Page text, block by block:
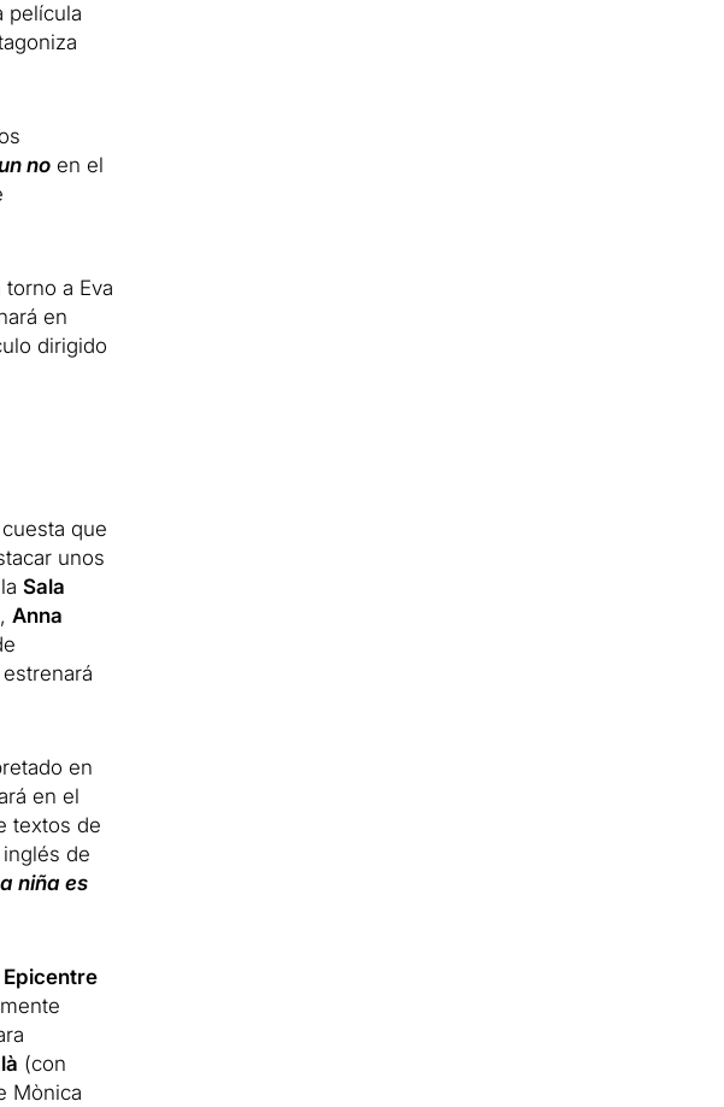
película
noen el
a Eva
en
dirigido
que
unos
Sala
Anna
en
en el
textos de
de
niña es
Epicentre
(con
Mònica